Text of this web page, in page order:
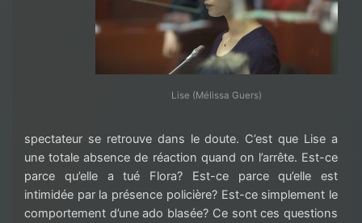
Lise (Mélissa Guers)
spectateur se retrouve dans le doute. C’est que Lise a
une totale absence de réaction quand on l’arrête. Est-ce
parce qu’elle a tué Flora? Est-ce parce qu’elle est
intimidée par la présence policière? Est-ce simplement le
comportement d’une ado blasée? Ce sont ces questions